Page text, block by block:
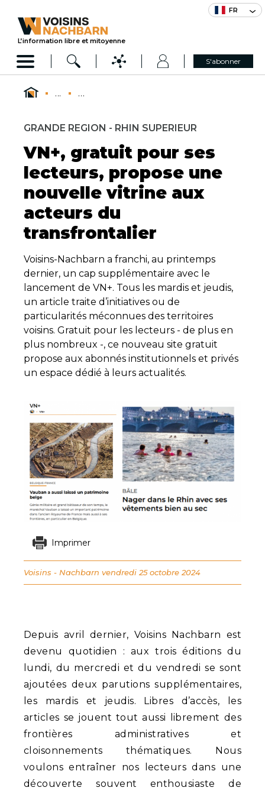
FR
L’information libre et mitoyenne
S'abonner
... ...
GRANDE REGION - RHIN SUPERIEUR
VN+, gratuit pour ses
lecteurs, propose une
nouvelle vitrine aux
acteurs du
transfrontalier
Voisins-Nachbarn a franchi, au printemps
dernier, un cap supplémentaire avec le
lancement de VN+. Tous les mardis et jeudis,
un article traite d’initiatives ou de
particularités méconnues des territoires
voisins. Gratuit pour les lecteurs - de plus en
plus nombreux -, ce nouveau site gratuit
propose aux abonnés institutionnels et privés
un espace dédié à leurs actualités.
Depuis avril dernier, Voisins Nachbarn est
devenu quotidien : aux trois éditions du
lundi, du mercredi et du vendredi se sont
ajoutées deux parutions supplémentaires,
les mardis et jeudis. Libres d’accès, les
articles se jouent tout aussi librement des
frontières administratives et
cloisonnements thématiques. Nous
voulons entraîner nos lecteurs dans une
découverte souvent enthousiaste de
Imprimer
Voisins - Nachbarn vendredi 25 octobre 2024